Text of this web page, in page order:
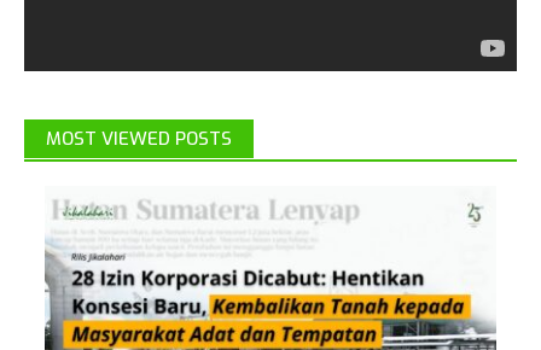
MOST VIEWED POSTS